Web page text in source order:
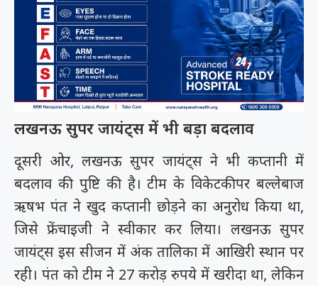
लखनऊ सुपर जायंट्स में भी बड़ा बदलाव
दूसरी ओर, लखनऊ सुपर जायंट्स ने भी कप्तानी में
बदलाव की पुष्टि की है। टीम के विकेटकीपर बल्लेबाज
ऋषभ पंत ने खुद कप्तानी छोड़ने का अनुरोध किया था,
जिसे फ्रेंचाइजी ने स्वीकार कर लिया। लखनऊ सुपर
जायंट्स इस सीजन में अंक तालिका में आखिरी स्थान पर
रही। पंत को टीम ने 27 करोड़ रुपये में खरीदा था, लेकिन